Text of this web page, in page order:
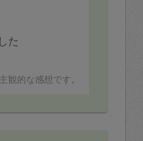
た
観的な感想です。